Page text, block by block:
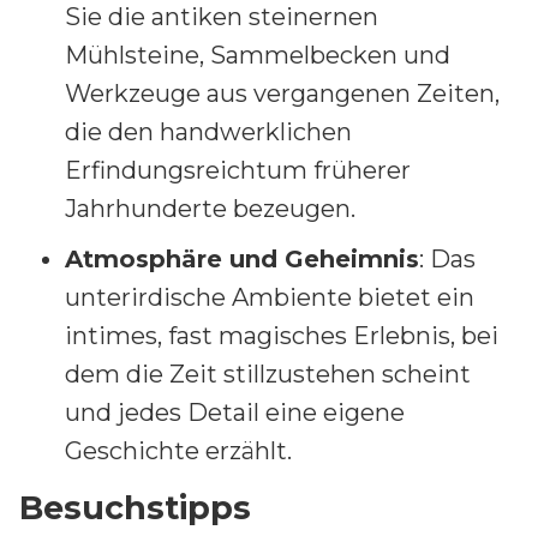
Sie die antiken steinernen
Mühlsteine, Sammelbecken und
Werkzeuge aus vergangenen Zeiten,
die den handwerklichen
Erfindungsreichtum früherer
Jahrhunderte bezeugen.
Atmosphäre und Geheimnis: Das
unterirdische Ambiente bietet ein
intimes, fast magisches Erlebnis, bei
dem die Zeit stillzustehen scheint
und jedes Detail eine eigene
Geschichte erzählt.
Besuchstipps